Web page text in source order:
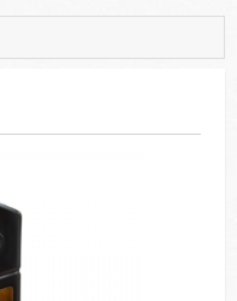
加等現象
都電視台邀請採訪，廣受日
壓下降、扭力減低、油耗增
都電視台邀請採訪，廣受日